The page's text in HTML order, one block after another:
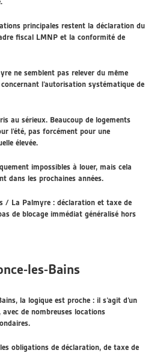
principales restent la déclaration du
fiscal LMNP et la conformité de
ne semblent pas relever du même
l’autorisation systématique de
au sérieux. Beaucoup de logements
l’été, pas forcément pour une
élevée.
impossibles à louer, mais cela
dans les prochaines années.
/ La Palmyre : déclaration et taxe de
de blocage immédiat généralisé hors
les-Bains
la logique est proche : il s’agit d’un
de nombreuses locations
obligations de déclaration, de taxe de